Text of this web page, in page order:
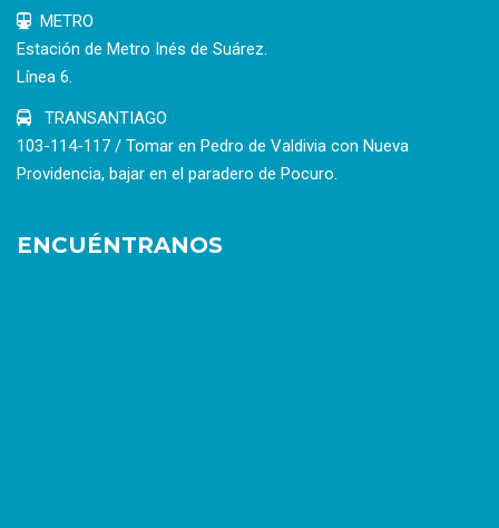
METRO
Estación de Metro Inés de Suárez.
Línea 6.
TRANSANTIAGO
103-114-117 / Tomar en Pedro de Valdivia con Nueva
Providencia, bajar en el paradero de Pocuro.
ENCUÉNTRANOS